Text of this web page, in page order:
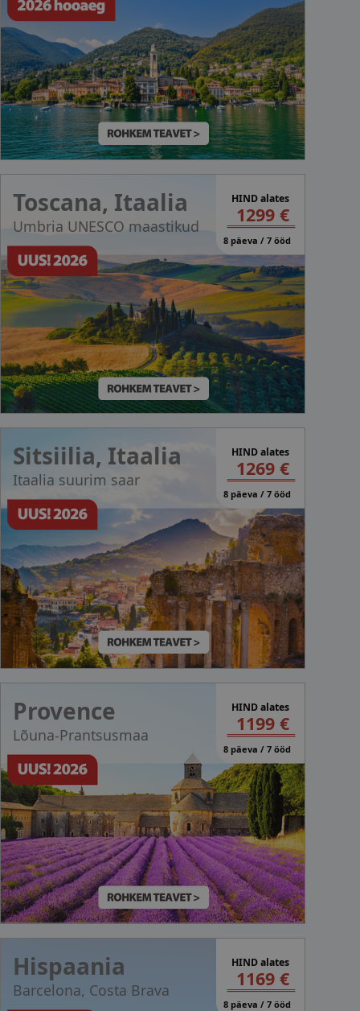
Toscana, Itaalia
Umbria UNESCO maastikud
HIND alates
1299 €
8 päeva / 7 ööd
Sitsiilia, Itaalia
Itaalia suurim saar
HIND alates
1269 €
8 päeva / 7 ööd
Provence
Lõuna-Prantsusmaa
HIND alates
1199 €
8 päeva / 7 ööd
Hispaania
Barcelona, Costa Brava
HIND alates
1169 €
8 päeva / 7 ööd